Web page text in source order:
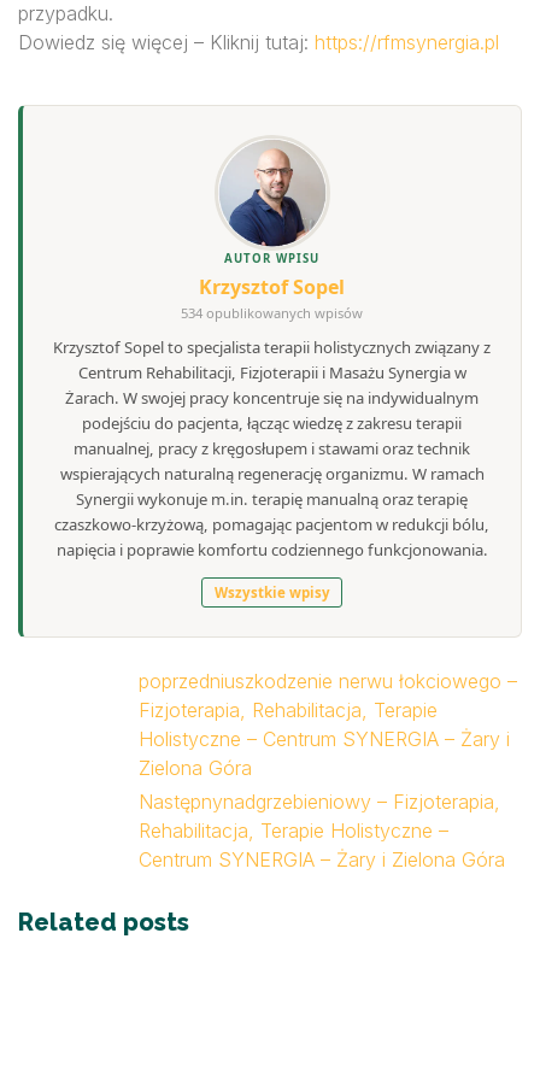
przypadku.
Dowiedz się więcej – Kliknij tutaj: https://rfmsynergia.pl
AUTOR WPISU
Krzysztof Sopel
534 opublikowanych wpisów
Krzysztof Sopel to specjalista terapii holistycznych związany z
Centrum Rehabilitacji, Fizjoterapii i Masażu Synergia w
Żarach. W swojej pracy koncentruje się na indywidualnym
podejściu do pacjenta, łącząc wiedzę z zakresu terapii
manualnej, pracy z kręgosłupem i stawami oraz technik
wspierających naturalną regenerację organizmu. W ramach
Synergii wykonuje m.in. terapię manualną oraz terapię
czaszkowo-krzyżową, pomagając pacjentom w redukcji bólu,
napięcia i poprawie komfortu codziennego funkcjonowania.
Wszystkie wpisy
poprzedniuszkodzenie nerwu łokciowego –
Fizjoterapia, Rehabilitacja, Terapie
Holistyczne – Centrum SYNERGIA – Żary i
Zielona Góra
Następnynadgrzebieniowy – Fizjoterapia,
Rehabilitacja, Terapie Holistyczne –
Centrum SYNERGIA – Żary i Zielona Góra
Related posts